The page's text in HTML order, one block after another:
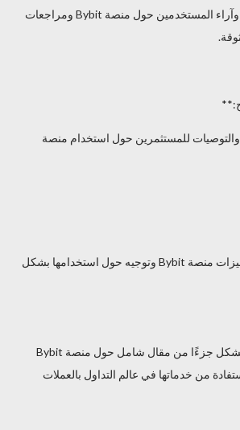
- استعراض لتقييمات وآراء المستخدمين حول منصة Bybit ومراجعات
للمستثمرين حول استخدام منصة
- إعادة تأكيد أهمية وميزات منصة Bybit وتوجيه حول استخدامها بشكل
هذه العناصر يمكن أن تشكل جزءًا من مقال شامل حول منصة Bybit
من خدماتها في عالم التداول بالعملات